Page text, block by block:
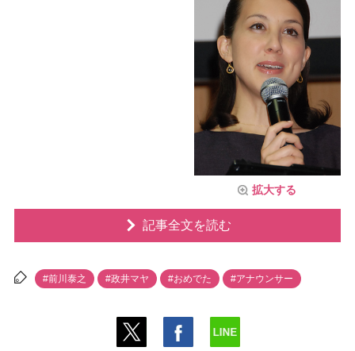
拡大する
記事全文を読む
#前川泰之 #政井マヤ #おめでた #アナウンサー